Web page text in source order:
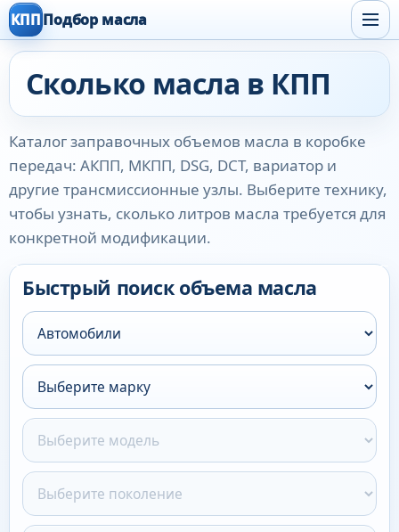
КПППодбор масла
Сколько масла в КПП
Каталог заправочных объемов масла в коробке
передач: АКПП, МКПП, DSG, DCT, вариатор и
другие трансмиссионные узлы. Выберите технику,
чтобы узнать, сколько литров масла требуется для
конкретной модификации.
Быстрый поиск объема масла